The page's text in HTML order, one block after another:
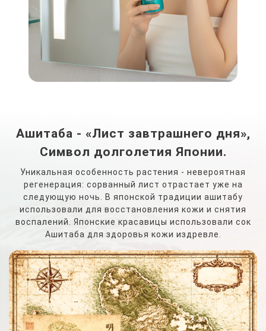
Ашитаба - «Лист завтрашнего дня»,
Символ долголетия Японии.
Уникальная особенность растения - невероятная
регенерация: сорванный лист отрастает уже на
следующую ночь. В японской традиции ашитабу
использовали для восстановления кожи и снятия
воспалений. Японские красавицы использовали сок
Ашитаба для здоровья кожи издревле.